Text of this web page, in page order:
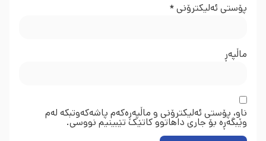
پۆستی ئەلیکترۆنی*
ماڵپه‌ڕ
ناو، پۆستی ئەلیکترۆنی و ماڵپەڕەکەم پاشەکەوتبکە لەم
وێبگەڕە بۆ جاری داهاتوو کاتێک تێبینیم نووسی.